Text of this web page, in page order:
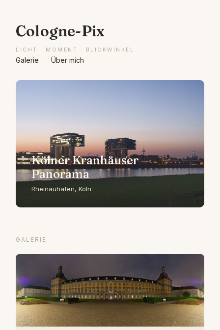
Cologne-Pix
LICHT · MOMENT · BLICKWINKEL
Galerie Über mich
Kölner Kranhäuser —
Panorama
Rheinauhafen, Köln
GALERIE